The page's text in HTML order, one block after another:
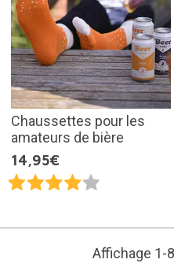
Chaussettes pour les
amateurs de bière
14,95€
Affichage 1-